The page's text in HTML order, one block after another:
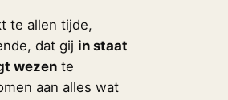
te allen tijde,
dat gij in staat
wezen te
aan alles wat